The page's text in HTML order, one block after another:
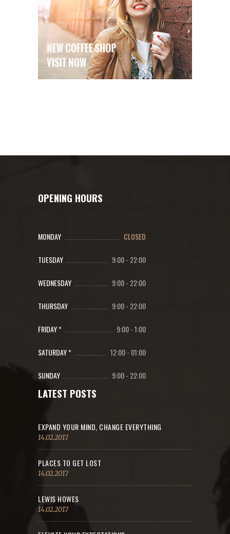
OPENING HOURS
MONDAY CLOSED
TUESDAY 9:00- 22:00
WEDNESDAY 9:00- 22:00
THURSDAY 9:00- 22:00
FRIDAY * 9:00-1:00
SATURDAY * 12:00- 01:00
SUNDAY 9:00- 22:00
LATEST POSTS
EXPAND YOUR MIND, CHANGE EVERYTHING
14.02.2017
PLACES TO GET LOST
14.02.2017
LEWIS HOWES
14.02.2017